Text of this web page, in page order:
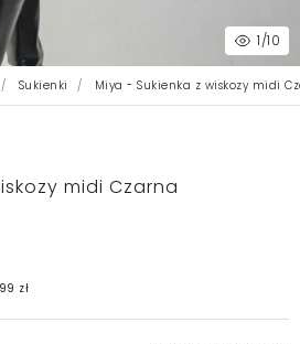
1/10
Sukienki Miya - Sukienka z wiskozy midi
midi Czarna
zł